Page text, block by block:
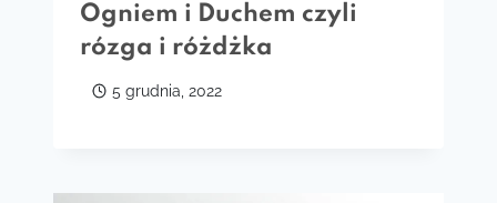
Ogniem i Duchem czyli
rózga i różdżka
5 grudnia, 2022